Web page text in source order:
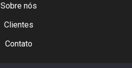
Sobre nós
Clientes
Contato